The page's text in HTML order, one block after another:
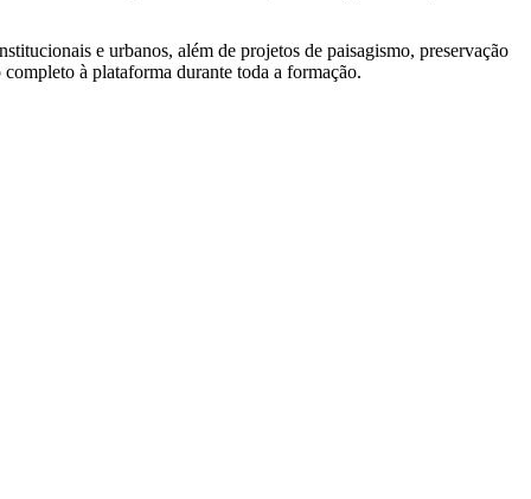
e urbanos, além de projetos de paisagismo, preservação
à plataforma durante toda a formação.